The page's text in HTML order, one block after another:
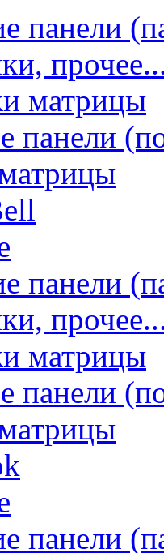
панели
матрицы
панели
панели
матрицы
панели
панели